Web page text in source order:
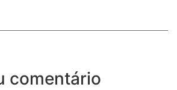
comentário